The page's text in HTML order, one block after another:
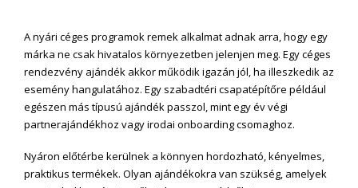
A nyári céges programok remek alkalmat adnak arra, hogy egy
márka ne csak hivatalos környezetben jelenjen meg. Egy céges
rendezvény ajándék akkor működik igazán jól, ha illeszkedik az
esemény hangulatához. Egy szabadtéri csapatépítőre például
egészen más típusú ajándék passzol, mint egy év végi
partnerajándékhoz vagy irodai onboarding csomaghoz.
Nyáron előtérbe kerülnek a könnyen hordozható, kényelmes,
praktikus termékek. Olyan ajándékokra van szükség, amelyek